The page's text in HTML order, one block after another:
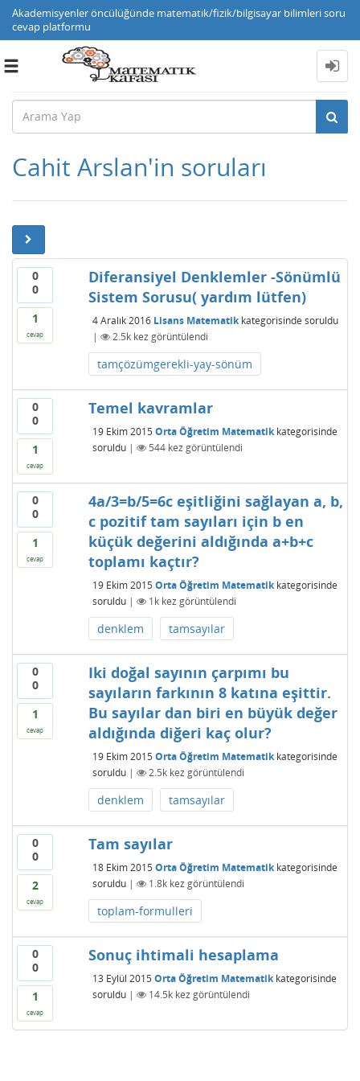
Akademisyenler öncülüğünde matematik/fizik/bilgisayar bilimleri soru
cevap platformu
Toggle
Cahit Arslan'in soruları
0
0
1
cevap
Diferansiyel Denklemler -Sönümlü
Sistem Sorusu( yardım lütfen)
4 Aralık 2016 Lisans Matematikkategorisinde soruldu
|
2.5kkez görüntülendi
tamçözümgerekli-yay-sönüm
0
0
1
cevap
Temel kavramlar
19 Ekim 2015 Orta Öğretim Matematikkategorisinde
soruldu | 544kez görüntülendi
0
0
1
cevap
4a/3=b/5=6c eşitliğini sağlayan a, b,
c pozitif tam sayıları için b en
küçük değerini aldığında a+b+c
toplamı kaçtır?
19 Ekim 2015 Orta Öğretim Matematikkategorisinde
soruldu | 1kkez görüntülendi
denklem tamsayılar
0
0
1
cevap
Iki doğal sayının çarpımı bu
sayıların farkının 8 katına eşittir.
Bu sayılar dan biri en büyük değer
aldığında diğeri kaç olur?
19 Ekim 2015 Orta Öğretim Matematikkategorisinde
soruldu | 2.5kkez görüntülendi
denklem tamsayılar
0
0
2
cevap
Tam sayılar
18 Ekim 2015 Orta Öğretim Matematikkategorisinde
soruldu | 1.8kkez görüntülendi
toplam-formulleri
0
0
1
cevap
Sonuç ihtimali hesaplama
13 Eylül 2015 Orta Öğretim Matematikkategorisinde
soruldu | 14.5kkez görüntülendi